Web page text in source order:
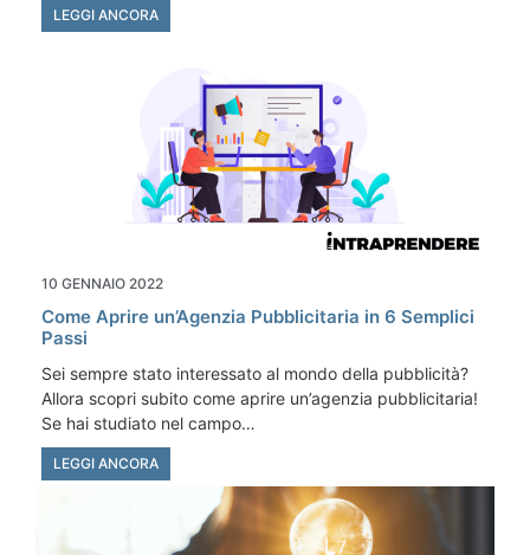
LEGGI ANCORA
10 GENNAIO 2022
Come Aprire un’Agenzia Pubblicitaria in 6 Semplici
Passi
Sei sempre stato interessato al mondo della pubblicità?
Allora scopri subito come aprire un’agenzia pubblicitaria!
Se hai studiato nel campo…
LEGGI ANCORA